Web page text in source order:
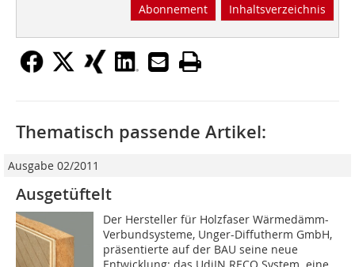
Abonnement Inhaltsverzeichnis
Thematisch passende Artikel:
Ausgabe 02/2011
Ausgetüftelt
Der Hersteller für Holzfaser Wärmedämm-
Verbundsysteme, Unger-Diffutherm GmbH,
präsentierte auf der BAU seine neue